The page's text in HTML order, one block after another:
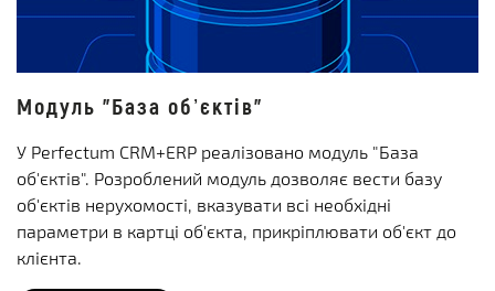
Модуль "База обʼєктів"
У Perfectum CRM+ERP реалізовано модуль "База
об'єктів". Розроблений модуль дозволяє вести базу
об'єктів нерухомості, вказувати всі необхідні
параметри в картці об'єкта, прикріплювати об'єкт до
клієнта.